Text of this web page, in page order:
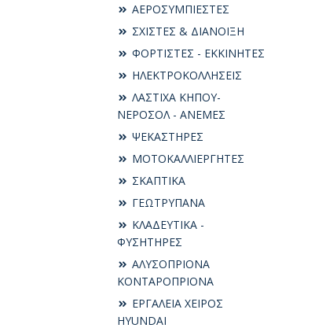
ΑΕΡΟΣΥΜΠΙΕΣΤΕΣ
ΣΧΙΣΤΕΣ & ΔΙΑΝΟΙΞΗ
ΦΟΡΤΙΣΤΕΣ - ΕΚΚΙΝΗΤΕΣ
ΗΛΕΚΤΡΟΚΟΛΛΗΣΕΙΣ
ΛΑΣΤΙΧΑ ΚΗΠΟΥ-
ΝΕΡΟΣΟΛ - ΑΝΕΜΕΣ
ΨΕΚΑΣΤΗΡΕΣ
ΜΟΤΟΚΑΛΛΙΕΡΓΗΤΕΣ
ΣΚΑΠΤΙΚΑ
ΓΕΩΤΡΥΠΑΝΑ
ΚΛΑΔΕΥΤΙΚΑ -
ΦΥΣΗΤΗΡΕΣ
ΑΛΥΣΟΠΡΙΟΝΑ
ΚΟΝΤΑΡΟΠΡΙΟΝΑ
ΕΡΓΑΛΕΙΑ ΧΕΙΡΟΣ
HYUNDAI